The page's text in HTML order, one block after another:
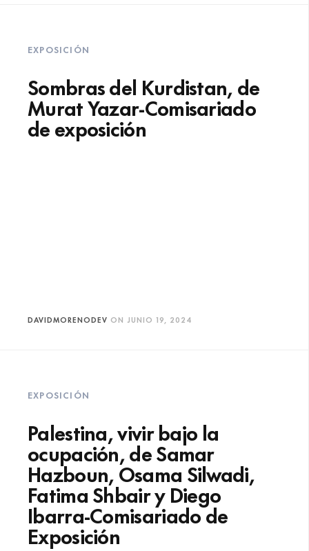
EXPOSICIÓN
Sombras del Kurdistan, de
Murat Yazar-Comisariado
de exposición
DAVIDMORENODEV ON JUNIO 19, 2024
EXPOSICIÓN
Palestina, vivir bajo la
ocupación, de Samar
Hazboun, Osama Silwadi,
Fatima Shbair y Diego
Ibarra-Comisariado de
Exposición